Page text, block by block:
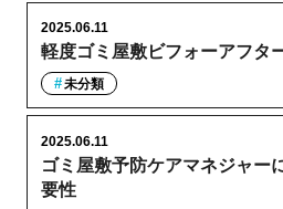
軽度ゴミ屋敷ビフォーアフタ
2025.06.11
未分類
ゴミ屋敷予防ケアマネジャー
要性
2025.06.11